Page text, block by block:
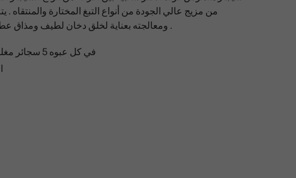
من مزيج عالي الجودة من أنواع التبغ المختارة والمنتقاه .
ومعالجته بعناية لخلق دخان لطيف ومذاق عطري وحلو الطعم .
في كل عبوه 5 سجائر مغلفه بالكامل